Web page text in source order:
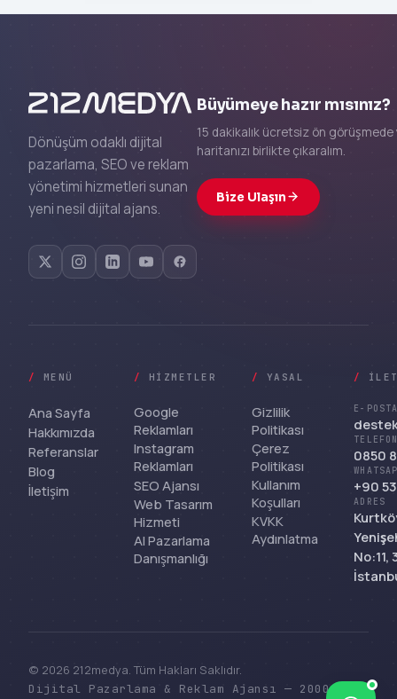
Dönüşüm odaklı dijital
pazarlama, SEO ve reklam
yönetimi hizmetleri sunan
yeni nesil dijital ajans.
Büyümeye hazır mısınız?
15 dakikalık ücretsiz ön görüşmede
haritanızı birlikte çıkaralım.
Bize Ulaşın
/ MENÜ
Ana Sayfa
Hakkımızda
Referanslar
Blog
İletişim
/ HIZMETLER
Google
Reklamları
Instagram
Reklamları
SEO Ajansı
Web Tasarım
Hizmeti
AI Pazarlama
Danışmanlığı
/ YASAL
Gizlilik
Politikası
Çerez
Politikası
Kullanım
Koşulları
KVKK
Aydınlatma
/
E-
0850
+90
ADRES
No:11,
© 2026 212medya. Tüm Hakları Saklıdır.
Dijital Pazarlama & Reklam Ajansı — 2000'den